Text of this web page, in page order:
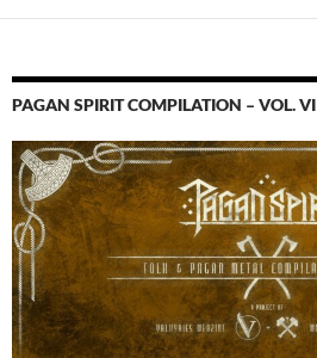
PAGAN SPIRIT COMPILATION – VOL. VI